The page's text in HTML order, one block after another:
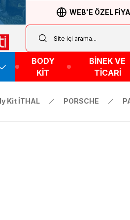
WEB'E ÖZEL
BODY
KİT
BİNEK VE
TİCARİ
Kit İTHAL PORSCHE